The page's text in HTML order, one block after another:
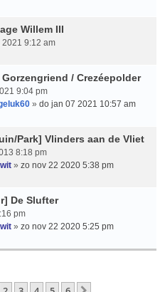
Willem III
2021 9:12 am
/ Crezéepolder
9:04 pm
» do jan 07 2021 10:57 am
Park] Vlinders aan de Vliet
8:18 pm
» zo nov 22 2020 5:38 pm
De Slufter
pm
» zo nov 22 2020 5:25 pm